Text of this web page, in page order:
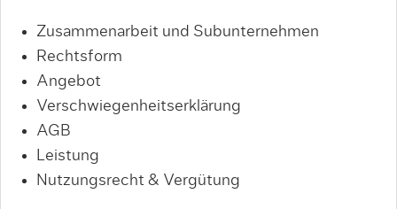
Zusammenarbeit und Subunternehmen
Rechtsform
Angebot
Verschwiegenheitserklärung
AGB
Leistung
Nutzungsrecht & Vergütung